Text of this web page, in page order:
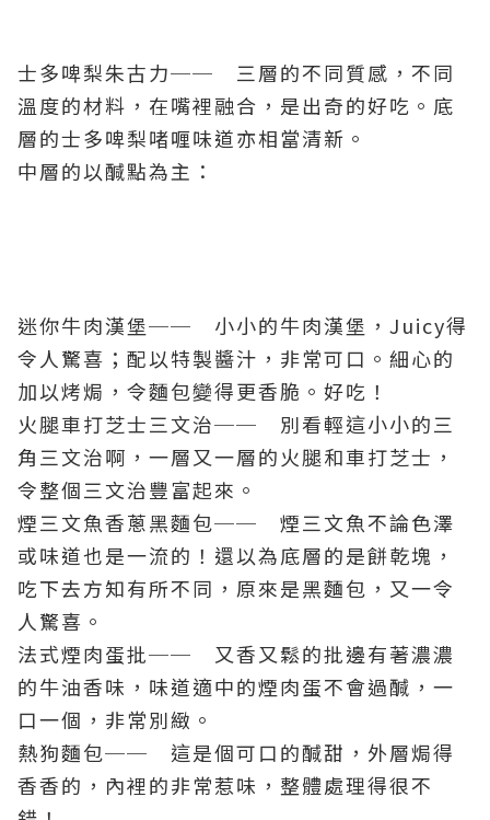
士多啤梨朱古力── 三層的不同質感，不同
溫度的材料，在嘴裡融合，是出奇的好吃。底
層的士多啤梨啫喱味道亦相當清新。
中層的以醎點為主：
迷你牛肉漢堡── 小小的牛肉漢堡，Juicy得
令人驚喜；配以特製醬汁，非常可口。細心的
加以烤焗，令麵包變得更香脆。好吃！
火腿車打芝士三文治── 別看輕這小小的三
角三文治啊，一層又一層的火腿和車打芝士，
令整個三文治豐富起來。
煙三文魚香蔥黑麵包── 煙三文魚不論色澤
或味道也是一流的！還以為底層的是餅乾塊，
吃下去方知有所不同，原來是黑麵包，又一令
人驚喜。
法式煙肉蛋批── 又香又鬆的批邊有著濃濃
的牛油香味，味道適中的煙肉蛋不會過醎，一
口一個，非常別緻。
熱狗麵包── 這是個可口的醎甜，外層焗得
香香的，內裡的非常惹味，整體處理得很不